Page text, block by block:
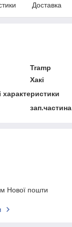
Доставка
Tramp
Хакі
зап.частина
Нової пошти